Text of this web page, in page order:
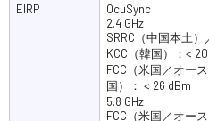
EIRP
OcuSync
2.4 GHz
SRRC（中国本土
KCC（韓国）：<
FCC（米国／オー
国）： < 26 dBm
5.8 GHz
FCC（米国／オー